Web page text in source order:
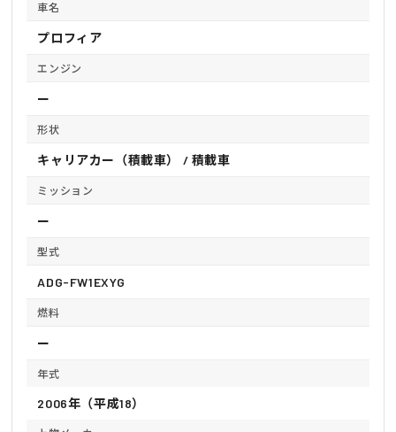
車名
プロフィア
エンジン
ー
形状
キャリアカー（積載車） / 積載車
ミッション
ー
型式
ADG-FW1EXYG
燃料
ー
年式
2006年（平成18）